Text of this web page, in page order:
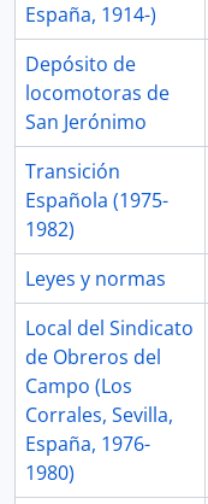
España, 1914-)
Depósito de
locomotoras de
San Jerónimo
Transición
Española (1975-
1982)
Leyes y normas
Local del Sindicato
de Obreros del
Campo (Los
Corrales, Sevilla,
España, 1976-
1980)